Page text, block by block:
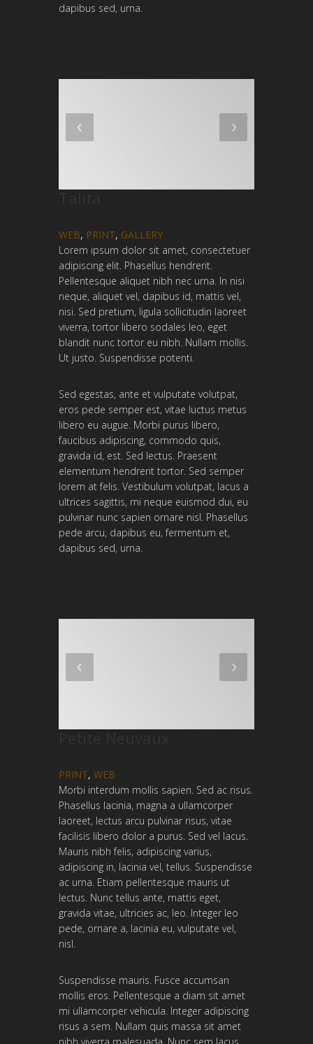
dapibus sed, urna.
WEB, PRINT, GALLERY
Lorem ipsum dolor sit amet, consectetuer
adipiscing elit. Phasellus hendrerit.
Pellentesque aliquet nibh nec urna. In nisi
neque, aliquet vel, dapibus id, mattis vel,
nisi. Sed pretium, ligula sollicitudin laoreet
viverra, tortor libero sodales leo, eget
blandit nunc tortor eu nibh. Nullam mollis.
Ut justo. Suspendisse potenti.
Sed egestas, ante et vulputate volutpat,
eros pede semper est, vitae luctus metus
libero eu augue. Morbi purus libero,
faucibus adipiscing, commodo quis,
gravida id, est. Sed lectus. Praesent
elementum hendrerit tortor. Sed semper
lorem at felis. Vestibulum volutpat, lacus a
ultrices sagittis, mi neque euismod dui, eu
pulvinar nunc sapien ornare nisl. Phasellus
pede arcu, dapibus eu, fermentum et,
dapibus sed, urna.
PRINT, WEB
Morbi interdum mollis sapien. Sed ac risus.
Phasellus lacinia, magna a ullamcorper
laoreet, lectus arcu pulvinar risus, vitae
facilisis libero dolor a purus. Sed vel lacus.
Mauris nibh felis, adipiscing varius,
adipiscing in, lacinia vel, tellus. Suspendisse
ac urna. Etiam pellentesque mauris ut
lectus. Nunc tellus ante, mattis eget,
gravida vitae, ultricies ac, leo. Integer leo
pede, ornare a, lacinia eu, vulputate vel,
nisl.
Suspendisse mauris. Fusce accumsan
mollis eros. Pellentesque a diam sit amet
mi ullamcorper vehicula. Integer adipiscing
risus a sem. Nullam quis massa sit amet
nibh viverra malesuada. Nunc sem lacus,